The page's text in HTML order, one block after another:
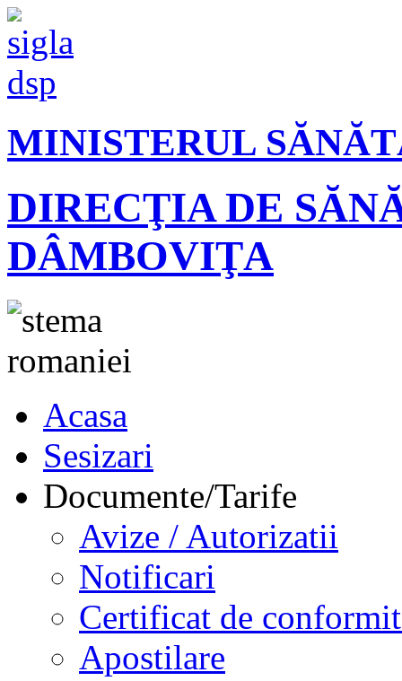
MINISTERUL
DIRECŢIA DE
DÂMBOVIŢA
Acasa
Sesizari
Documente/Tarife
Avize / Autorizatii
Notificari
Certificat de
Apostilare